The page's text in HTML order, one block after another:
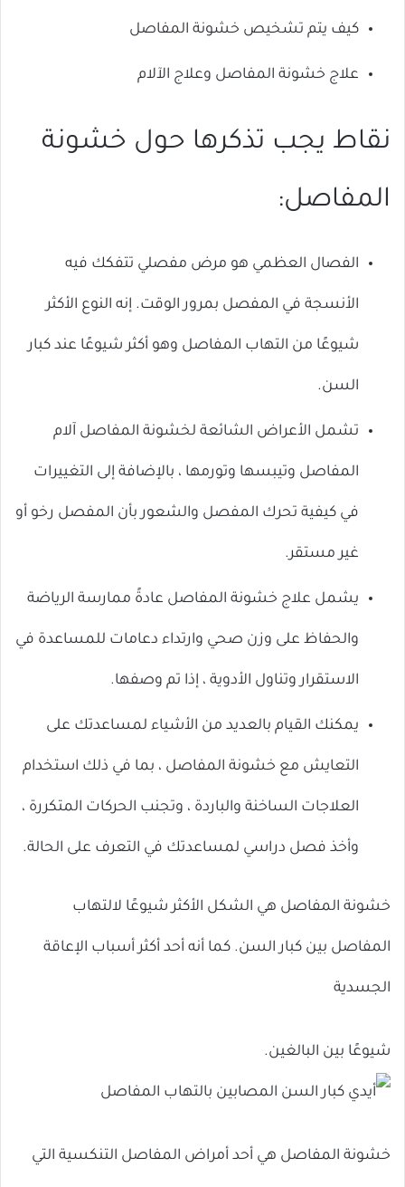
كيف يتم تشخيص خشونة المفاصل
علاج خشونة المفاصل وعلاج الآلام
نقاط يجب تذكرها حول خشونة
المفاصل:
الفصال العظمي هو مرض مفصلي تتفكك فيه
الأنسجة في المفصل بمرور الوقت. إنه النوع الأكثر
شيوعًا من التهاب المفاصل وهو أكثر شيوعًا عند كبار
السن.
تشمل الأعراض الشائعة لخشونة المفاصل آلام
المفاصل وتيبسها وتورمها ، بالإضافة إلى التغييرات
في كيفية تحرك المفصل والشعور بأن المفصل رخو أو
غير مستقر.
يشمل علاج خشونة المفاصل عادةً ممارسة الرياضة
والحفاظ على وزن صحي وارتداء دعامات للمساعدة في
الاستقرار وتناول الأدوية ، إذا تم وصفها.
يمكنك القيام بالعديد من الأشياء لمساعدتك على
التعايش مع خشونة المفاصل ، بما في ذلك استخدام
العلاجات الساخنة والباردة ، وتجنب الحركات المتكررة ،
وأخذ فصل دراسي لمساعدتك في التعرف على الحالة.
خشونة المفاصل هي الشكل الأكثر شيوعًا لالتهاب
المفاصل بين كبار السن. كما أنه أحد أكثر أسباب الإعاقة
الجسدية
شيوعًا بين البالغين.
خشونة المفاصل هي أحد أمراض المفاصل التنكسية التي